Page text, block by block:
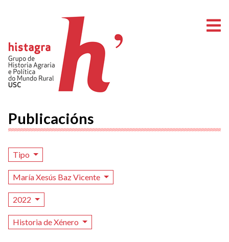
Publicacións
Tipo
María Xesús Baz Vicente
2022
Historia de Xénero